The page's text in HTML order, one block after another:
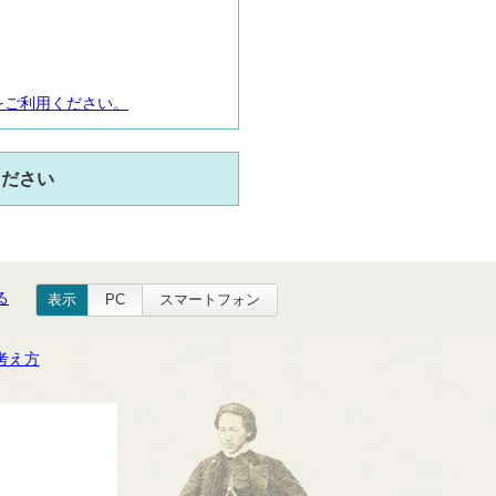
利用ください。
さい
表示 PC スマートフォン
え方